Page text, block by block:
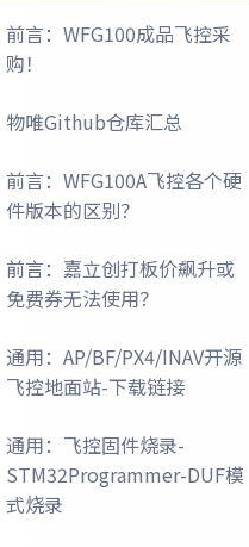
前言：WFG100成品飞控采
购！
物唯Github仓库汇总
前言：WFG100A飞控各个硬
件版本的区别？
前言：嘉立创打板价飙升或
免费券无法使用？
通用：AP/BF/PX4/INAV开源
飞控地面站-下载链接
通用：飞控固件烧录-
STM32Programmer-DUF模
式烧录